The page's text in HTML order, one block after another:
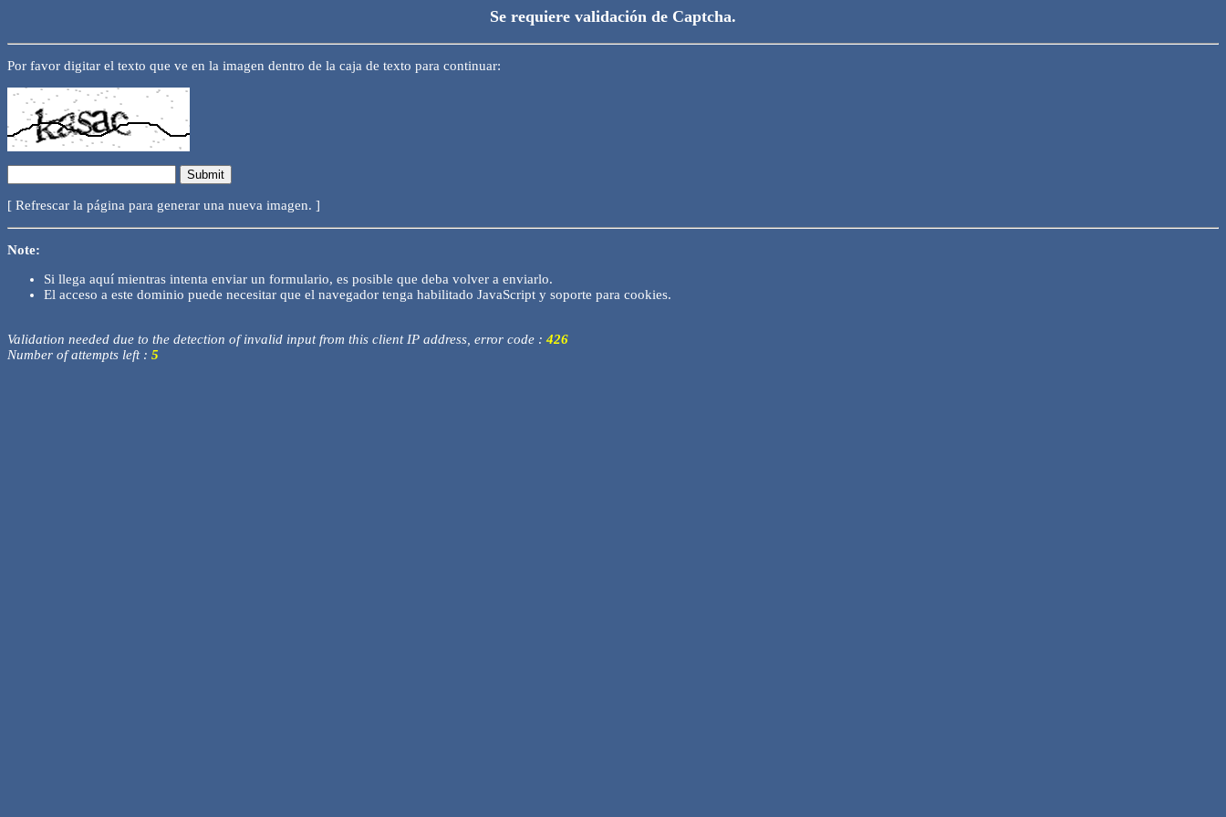
Se requiere validación de Captcha.
Por favor digitar el texto que ve en la imagen dentro de la caja de texto para continuar:
[ Refrescar la página para generar una nueva imagen. ]
Note:
Si llega aquí mientras intenta enviar un formulario, es posible que deba volver a enviarlo.
El acceso a este dominio puede necesitar que el navegador tenga habilitado JavaScript y soporte para cookies.
Validation needed due to the detection of invalid input from this client IP address, error code : 426
Number of attempts left : 5